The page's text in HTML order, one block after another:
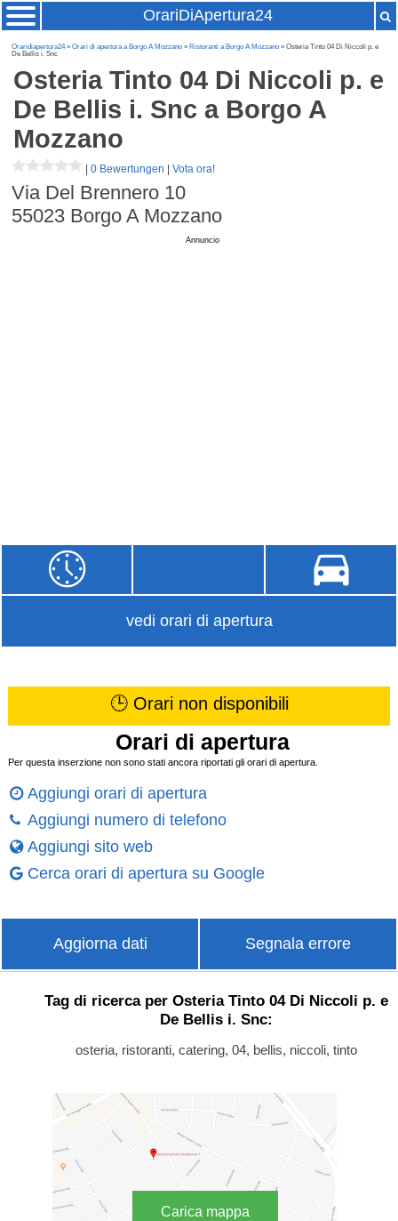
OrariDiApertura24
Oraridiapertura24»Orari di apertura a Borgo A Mozzano » Ristoranti a Borgo A Mozzano » Osteria Tinto 04 Di Niccoli p. e
De Bellis i. Snc
Osteria Tinto 04 Di Niccoli p. e
De Bellis i. Snc a Borgo A
Mozzano
|0 Bewertungen |Vota ora!
Via Del Brennero 10
55023 Borgo A Mozzano
Annuncio
vedi orari di apertura
🕒 Orari non disponibili
Orari di apertura
Per questa inserzione non sono stati ancora riportati gli orari di apertura.
Aggiungi orari di apertura
Aggiungi numero di telefono
Aggiungi sito web
Cerca orari di apertura su Google
Aggiorna dati Segnala errore
Tag di ricerca per Osteria Tinto 04 Di Niccoli p. e
De Bellis i. Snc:
osteria, ristoranti, catering, 04, bellis, niccoli, tinto
Carica mappa